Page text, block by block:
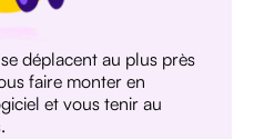
déplacent au plus près
faire monter en
et vous tenir au